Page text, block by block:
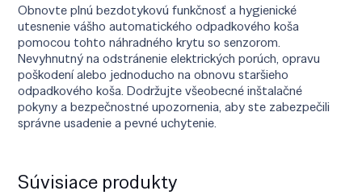
Obnovte plnú bezdotykovú funkčnosť a hygienické
utesnenie vášho automatického odpadkového koša
pomocou tohto náhradného krytu so senzorom.
Nevyhnutný na odstránenie elektrických porúch, opravu
poškodení alebo jednoducho na obnovu staršieho
odpadkového koša. Dodržujte všeobecné inštalačné
pokyny a bezpečnostné upozornenia, aby ste zabezpečili
správne usadenie a pevné uchytenie.
Súvisiace produkty